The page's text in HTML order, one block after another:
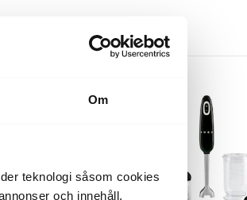
Om
teknologi såsom cookies
och innehåll,